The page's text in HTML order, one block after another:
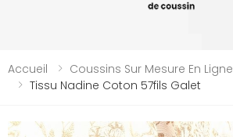
Accueil
Coussins Sur Mesure En Ligne
Tissu Nadine Coton 57fils Galet